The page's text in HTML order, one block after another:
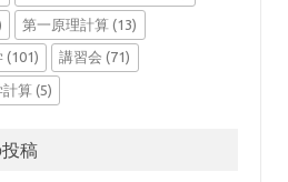
第一原理計算 (13)
(101) 講習会 (71)
計算(5)
稿